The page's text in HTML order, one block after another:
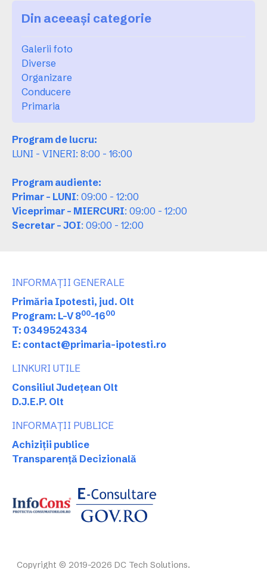
Din aceeași categorie
Galerii foto
Diverse
Organizare
Conducere
Primaria
Program de lucru:
LUNI - VINERI: 8:00 - 16:00
Program audiente:
Primar - LUNI: 09:00 - 12:00
Viceprimar - MIERCURI: 09:00 - 12:00
Secretar - JOI: 09:00 - 12:00
INFORMAȚII GENERALE
Primăria Ipotesti, jud. Olt
Program: L-V 800-1600
T: 0349524334
E: contact@primaria-ipotesti.ro
LINKURI UTILE
Consiliul Județean Olt
D.J.E.P. Olt
INFORMAȚII PUBLICE
Achiziții publice
Transparență Decizională
Copyright © 2019-2026 DC Tech Solutions.